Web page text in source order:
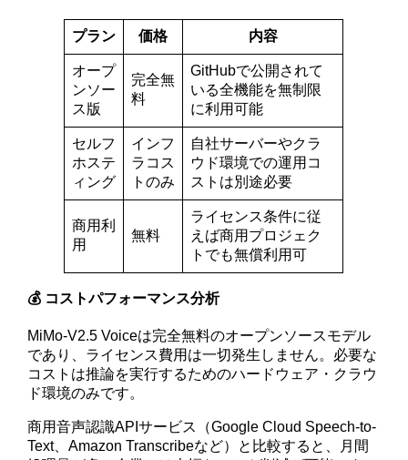
プラン 価格 内容
オープ
ンソー
ス版
完全無
料
GitHubで公開されて
いる全機能を無制限
に利用可能
セルフ
ホステ
ィング
インフ
ラコス
トのみ
自社サーバーやクラ
ウド環境での運用コ
ストは別途必要
商用利
用
無料
ライセンス条件に従
えば商用プロジェク
トでも無償利用可
💰 コストパフォーマンス分析
MiMo-V2.5 Voiceは完全無料のオープンソースモデル
であり、ライセンス費用は一切発生しません。必要な
コストは推論を実行するためのハードウェア・クラウ
ド環境のみです。
商用音声認識APIサービス（Google Cloud Speech-to-
Text、Amazon Transcribeなど）と比較すると、月間